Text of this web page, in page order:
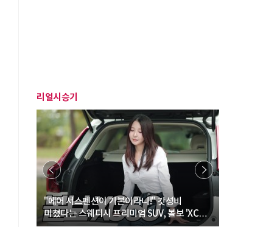
리얼시승기
"에어 서스펜션이 기본이라니!" 갓성비
미쳤다는 스웨디시 프리미엄 SUV, 볼보 'XC60